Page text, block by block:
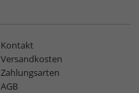
Kontakt
Versandkosten
Zahlungsarten
AGB